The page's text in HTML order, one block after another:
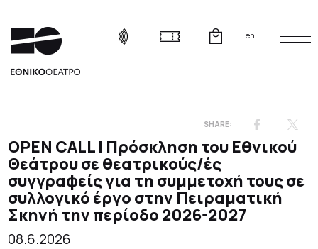
en
ΟPEN CALL | Πρόσκληση του Εθνικού
Θεάτρου σε θεατρικούς/ές
συγγραφείς για τη συμμετοχή τους σε
συλλογικό έργο στην Πειραματική
Σκηνή την περίοδο 2026-2027
08.6.2026